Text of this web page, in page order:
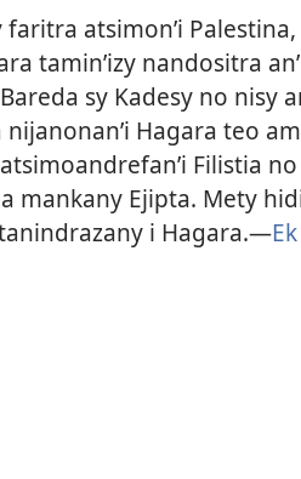
faritra atsimon’i
tamin’izy nandositra
sy Kadesy no nisy
Hagara teo
Filistia
mankany Ejipta. Mety
i Hagara.​—